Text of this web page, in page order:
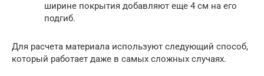
ширине покрытия добавляют еще 4 см на его
подгиб.
Для расчета материала используют следующий способ,
который работает даже в самых сложных случаях.